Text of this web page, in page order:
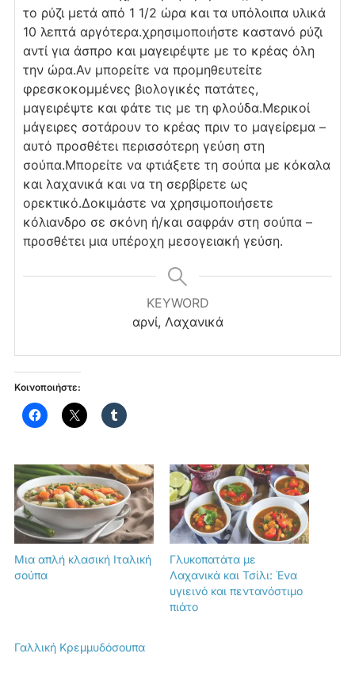
το ρύζι μετά από 1 1/2 ώρα και τα υπόλοιπα υλικά
10 λεπτά αργότερα.χρησιμοποιήστε καστανό ρύζι
αντί για άσπρο και μαγειρέψτε με το κρέας όλη
την ώρα.Αν μπορείτε να προμηθευτείτε
φρεσκοκομμένες βιολογικές πατάτες,
μαγειρέψτε και φάτε τις με τη φλούδα.Μερικοί
μάγειρες σοτάρουν το κρέας πριν το μαγείρεμα –
αυτό προσθέτει περισσότερη γεύση στη
σούπα.Μπορείτε να φτιάξετε τη σούπα με κόκαλα
και λαχανικά και να τη σερβίρετε ως
ορεκτικό.Δοκιμάστε να χρησιμοποιήσετε
κόλιανδρο σε σκόνη ή/και σαφράν στη σούπα –
προσθέτει μια υπέροχη μεσογειακή γεύση.
KEYWORD
αρνί, Λαχανικά
Κοινοποιήστε:
Μια απλή κλασική Ιταλική
σούπα
Γλυκοπατάτα με
Λαχανικά και Τσίλι: Ένα
υγιεινό και πεντανόστιμο
πιάτο
Γαλλική Κρεμμυδόσουπα